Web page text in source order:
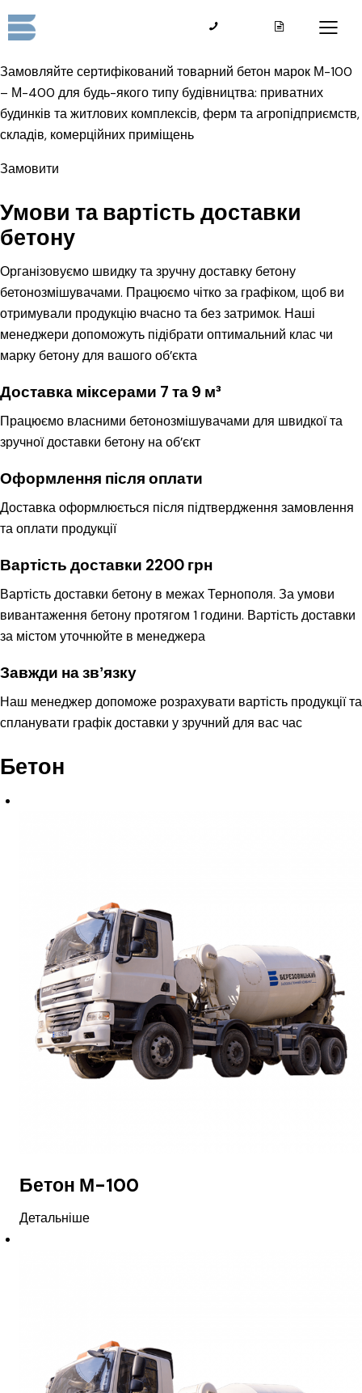
Доставка бетону у Тернополі та
Тернопільській області
Замовляйте сертифікований товарний бетон марок М-100
– М-400 для будь-якого типу будівництва: приватних
будинків та житлових комплексів, ферм та агропідприємств,
складів, комерційних приміщень
Замовити
Умови та вартість доставки
бетону
Організовуємо швидку та зручну доставку бетону
бетонозмішувачами. Працюємо чітко за графіком, щоб ви
отримували продукцію вчасно та без затримок. Наші
менеджери допоможуть підібрати оптимальний клас чи
марку бетону для вашого об’єкта
Доставка міксерами 7 та 9 м³
Працюємо власними бетонозмішувачами для швидкої та
зручної доставки бетону на об’єкт
Оформлення після оплати
Доставка оформлюється після підтвердження замовлення
та оплати продукції
Вартість доставки 2200 грн
Вартість доставки бетону в межах Тернополя. За умови
вивантаження бетону протягом 1 години. Вартість доставки
за містом уточнюйте в менеджера
Завжди на звʼязку
Наш менеджер допоможе розрахувати вартість продукції та
спланувати графік доставки у зручний для вас час
Бетон
Бетон М-100
Детальніше